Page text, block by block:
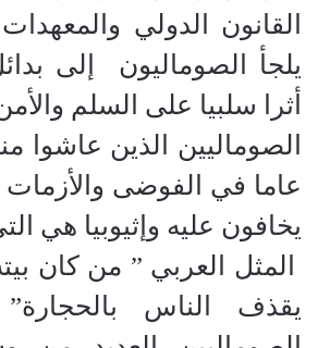
القانون الدولي
يلجأ الصوماليون إلى
أثرا سلبيا على السلم
عاما في الفوضى
يخافون عليه وإثيوبيا هي
المثل العربي ” من كان
يقذف الناس